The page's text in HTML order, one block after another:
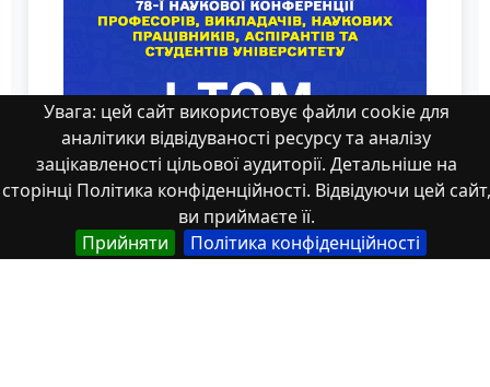
Увага: цей сайт використовує файли cookie для
аналітики відвідуваності ресурсу та аналізу
зацікавленості цільової аудиторії. Детальніше на
сторінці Політика конфіденційності. Відвідуючи цей сайт,
ви приймаєте її.
Прийняти
Політика конфіденційності